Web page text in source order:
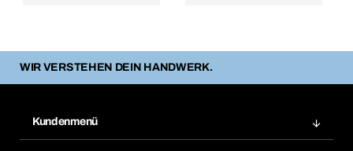
WIR VERSTEHEN DEIN HANDWERK.
Kundenmenü